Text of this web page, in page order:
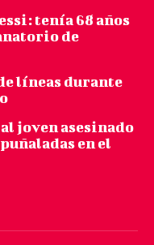
tenía 68 años
de
líneas durante
joven asesinado
en el